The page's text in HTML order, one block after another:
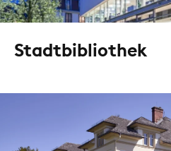
Stadtbibliothek